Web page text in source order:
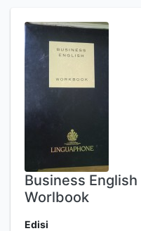
Business English
Worlbook
Edisi